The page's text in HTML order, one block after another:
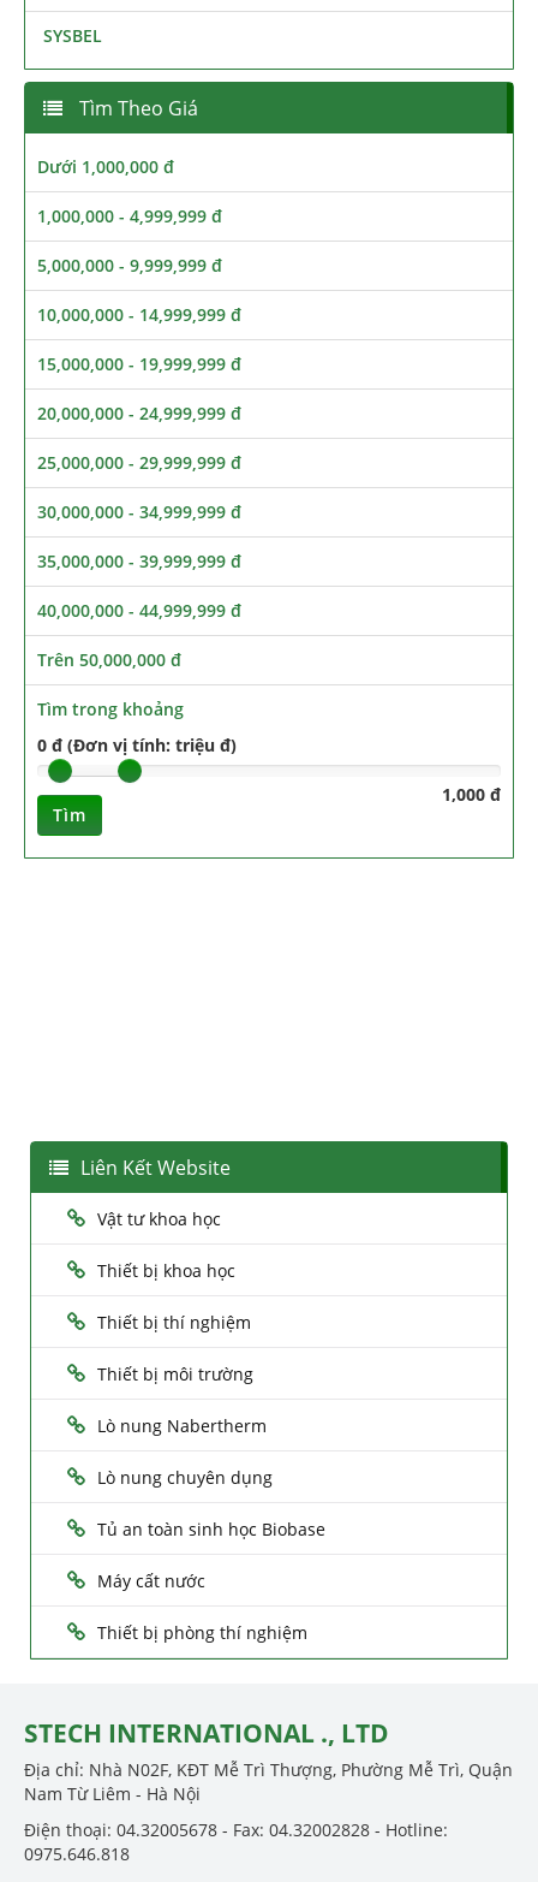
SYSBEL
Tìm Theo Giá
Dưới 1,000,000 đ
1,000,000 - 4,999,999 đ
5,000,000 - 9,999,999 đ
10,000,000 - 14,999,999 đ
15,000,000 - 19,999,999 đ
20,000,000 - 24,999,999 đ
25,000,000 - 29,999,999 đ
30,000,000 - 34,999,999 đ
35,000,000 - 39,999,999 đ
40,000,000 - 44,999,999 đ
Trên 50,000,000 đ
Tìm trong khoảng
0 đ (Đơn vị tính: triệu đ)
1,000 đ
Tìm
Liên Kết Website
Vật tư khoa học
Thiết bị khoa học
Thiết bị thí nghiệm
Thiết bị môi trường
Lò nung Nabertherm
Lò nung chuyên dụng
Tủ an toàn sinh học Biobase
Máy cất nước
Thiết bị phòng thí nghiệm
STECH INTERNATIONAL ., LTD
Địa chỉ: Nhà N02F, KĐT Mễ Trì Thượng, Phường Mễ Trì, Quận
Nam Từ Liêm - Hà Nội
Điện thoại: 04.32005678 - Fax: 04.32002828 - Hotline:
0975.646.818